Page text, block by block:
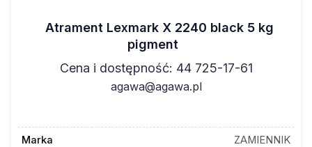
Atrament Lexmark X 2240 black 5 kg
pigment
Cena i dostępność: 44 725-17-61
agawa@agawa.pl
Marka
ZAMIENNIK